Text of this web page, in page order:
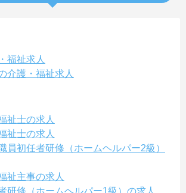
福祉求人
介護・福祉求人
祉士の求人
祉士の求人
員初任者研修（ホームヘルパー2級）
祉主事の求人